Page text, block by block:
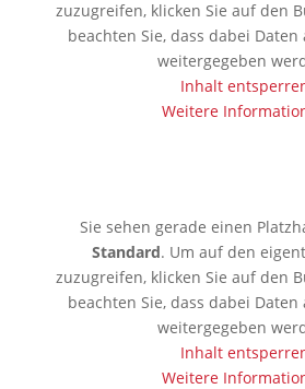
zuzugreifen, klicken Sie auf den
beachten Sie, dass dabei
weitergegeben
Inhalt
Weitere
Sie sehen gerade einen
Standard. Um auf den
zuzugreifen, klicken Sie auf den
beachten Sie, dass dabei
weitergegeben
Inhalt
Weitere